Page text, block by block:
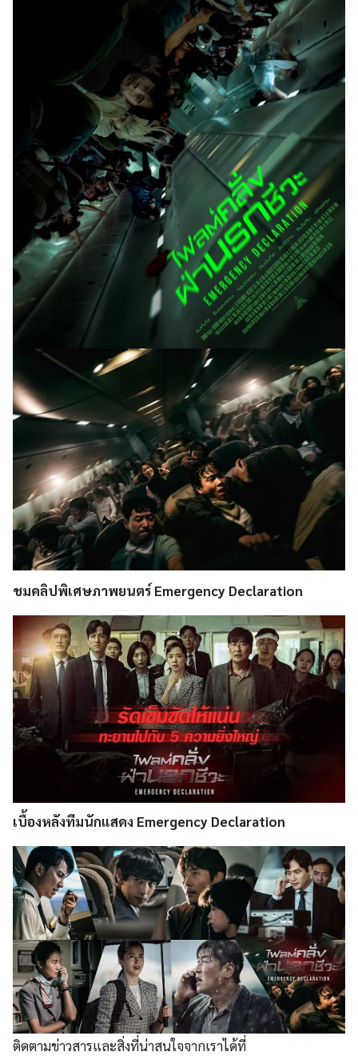
ชมคลิปพิเศษภาพยนตร์ Emergency Declaration
เบื้องหลังทีมนักแสดง Emergency Declaration
ติดตามข่าวสารและสิ่งที่น่าสนใจจากเราได้ที่